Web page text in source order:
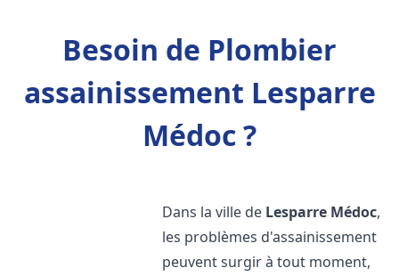
Besoin de Plombier
assainissement Lesparre
Médoc ?
Dans la ville de Lesparre Médoc,
les problèmes d'assainissement
peuvent surgir à tout moment,